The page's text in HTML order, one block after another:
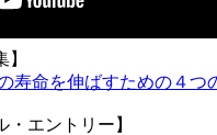
寿命を伸ばすための４つ
・エントリー】